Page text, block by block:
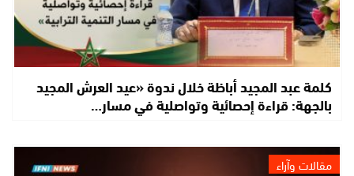
كلمة عبد المجيد أباظة خلال ندوة «عيد العرش المجيد
بالجهة: قراءة إحصائية وتواصلية في مسار…
مقالات وآراء